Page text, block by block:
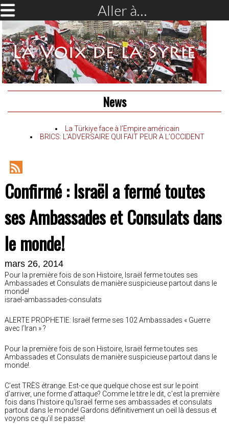
Aller à…
News
La Türkiye face à l’Empire américain
BRICS: L’ADVERSAIRE QUI FAIT PEUR A L’OCCIDENT
RSS
Feed
Confirmé : Israël a fermé toutes
ses Ambassades et Consulats dans
le monde!
mars 26, 2014
Pour la première fois de son Histoire, Israël ferme toutes ses
Ambassades et Consulats de manière suspicieuse partout dans le
monde!
israel-ambassades-consulats
ALERTE PROPHETIE: Israël ferme ses 102 Ambassades « Guerre
avec l’Iran » ?
Pour la première fois de son Histoire, Israël ferme toutes ses
Ambassades et Consulats de manière suspicieuse partout dans le
monde!.
C’est TRÈS étrange. Est-ce que quelque chose est sur le point
d’arriver, une forme d’attaque? Comme le titre le dit, c’est la première
fois dans l’histoire qu’Israël ferme ses ambassades et consulats
partout dans le monde! Gardons définitivement un oeil là dessus et
voyons ce qu’il se passe!